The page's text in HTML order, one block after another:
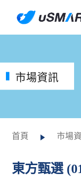
市場資訊
首頁 市場
東方甄選